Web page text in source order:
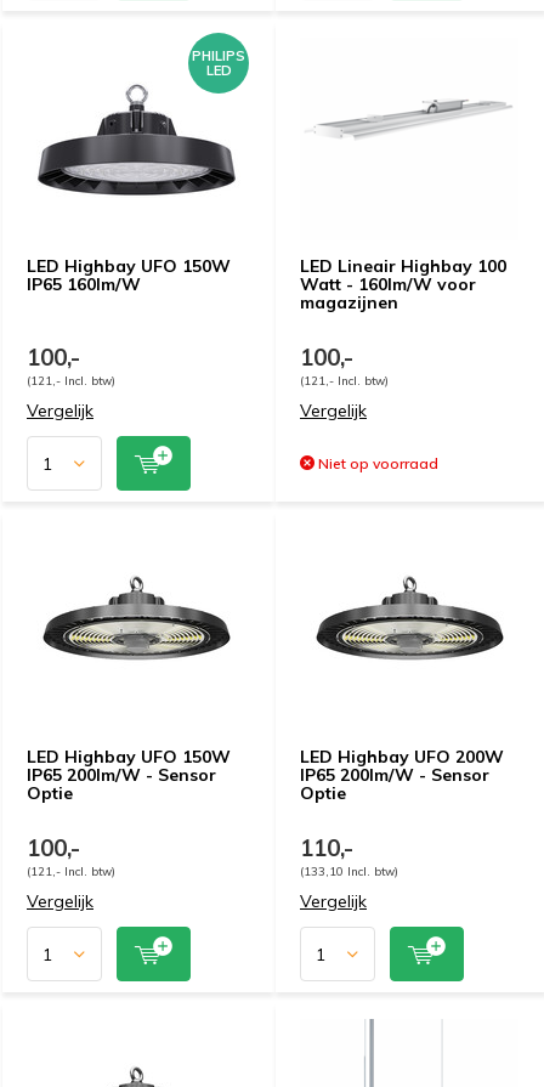
LED Highbay UFO 150W
IP65 160lm/W
PHILIPS
LED
100,-
(121,- Incl. btw)
Vergelijk
LED Lineair Highbay 100
Watt - 160lm/W voor
magazijnen
100,-
(121,- Incl. btw)
Vergelijk
Niet op voorraad
LED Highbay UFO 150W
IP65 200lm/W - Sensor
Optie
100,-
(121,- Incl. btw)
Vergelijk
LED Highbay UFO 200W
IP65 200lm/W - Sensor
Optie
110,-
(133,10 Incl. btw)
Vergelijk